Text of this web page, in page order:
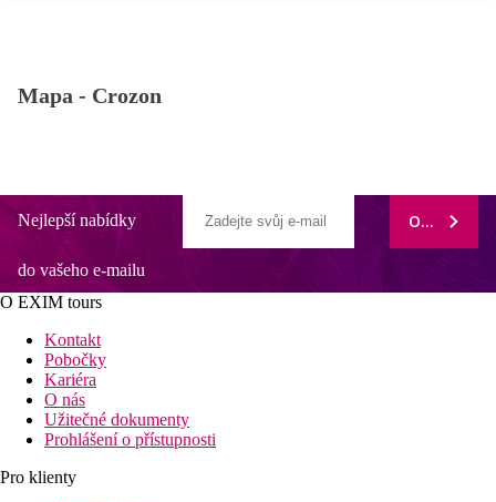
Mapa - Crozon
Nejlepší nabídky
do vašeho e-mailu
ODEBÍRAT
O EXIM tours
Kontakt
Pobočky
Kariéra
O nás
Užitečné dokumenty
Prohlášení o přístupnosti
Pro klienty